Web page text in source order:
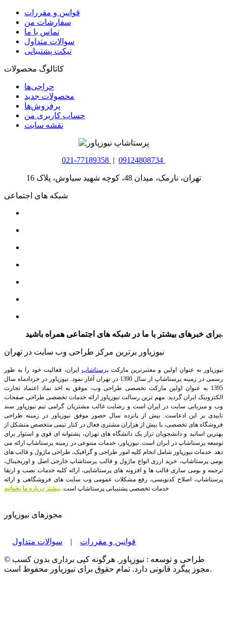
قوانین و مقررات
سفارشات من
تماس با ما
سوالات متداول
تیکت پشتیبانی
کاتالوگ محصولات
حراجی‌ها
محصولات جدید
پرفروش‌ها
حساب کاربری من
نقشه سایت
021-77189358 | 09124808734
تهران، نارمک، میدان 48، کوچه شهید سیاوش، پلاک 16
شبکه های اجتماعی
برای خبرهای بیشتر با ما در شبکه های اجتماعی همراه باشید.
نیوزپاور برترین مرکز طراحی وب سایت در تهران
نیوزپاور به عنوان اولین و معتبرترین مارکت پرستاشاپ ایران، فعالیت خود را به طور
رسمی در زمینه پرستاشاپ از سال 1390 در تهران آغاز نمود. نیوزپاور در خردادماه سال
1395 به عنوان اولین مارکت تخصصی طراحی وب، موفق به اخذ نماد اعتماد تجارت
الکترونیک ایران گردید. مهم ترین رسالت نیوزپاور ارائه خدمات تخصصی طراحی صفحات
وب و میزبانی سایت در ایران است و رضایت غالب مشتریان گرامی تیم نیوزپاور سند
تاییدی بر این ادعاست. بیش از پانزده سال حضور موفق نیوزپاور در زمینه طراحی
فروشگاه های تخصصی، با بیش از هزاران مشتری فعال در کنار تیمی متخصص متشکل از
بهترین اساتید و دانشجویان تراز یک دانشگاه های تهران، پشتوانه ای قوی و استوار برای
توسعه پرستاشاپ در ایران است.نیوزپاور، خدمات متنوعی در زمینه پرستاشاپ ارائه می
دهد. خدمات نیوزپاور شامل انجام کلیه امور طراحی و گرافیک، طراحی ماژول و قالب های
بومی پرستاشاپ، خرید ارزی انواع ماژول و قالب پرستاشاپ خارجی اصل و اوریجینال،
ترجمه و بومی سازی قالب ها و افزونه های پرستاشاپی، ارائه کلیه خدمات نصب و ارتقا
پرستاشاپ، اصلاح کدنویسی، رفع مشکلات عمومی وب سایت های فروشگاهی و ارائه
خدمات تخصصی پشتیبانی پرستاشاپ است. بیشتر درباره ما بخوانید
مجوزهای نیوزپاور
قوانین و مقررات | سوالات متداول
© طراحی و توسعه : نیوزپاور. هرگونه کپی برداری بدون کسب
مجوز پیگرد قانونی دارد. تمام حقوق برای نیوزپاور محفوظ است.